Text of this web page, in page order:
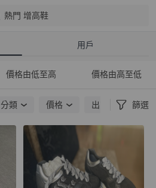
熱門 增高鞋
用戶
價格由低至高 價格由高至低
分類 價格 出貨地點 篩選